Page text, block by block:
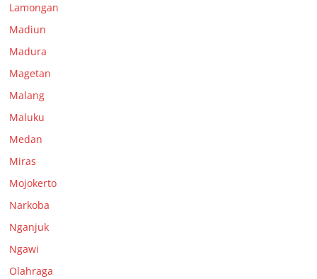
Lamongan
Madiun
Madura
Magetan
Malang
Maluku
Medan
Miras
Mojokerto
Narkoba
Nganjuk
Ngawi
Olahraga